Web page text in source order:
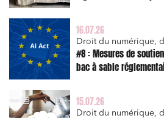
16.07.26
Droit du numérique,
#8 : Mesures de
bac à sable
15.07.26
Droit du numérique,